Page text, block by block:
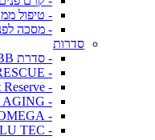
- טיפול
- מסכה
סדרות
- סדרת BB
- AQUA RESCUE
- Moist Reserve
- SNAIL PRO AGING
- TRIPLE OMEGA
- HYALU TEC